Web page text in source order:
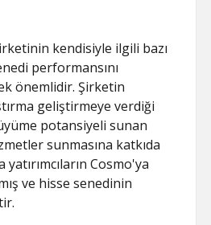
kendisiyle ilgili bazı
performansını
önemlidir. Şirketin
geliştirmeye verdiği
potansiyeli sunan
sunmasına katkıda
Cosmo'ya
ve hisse senedinin